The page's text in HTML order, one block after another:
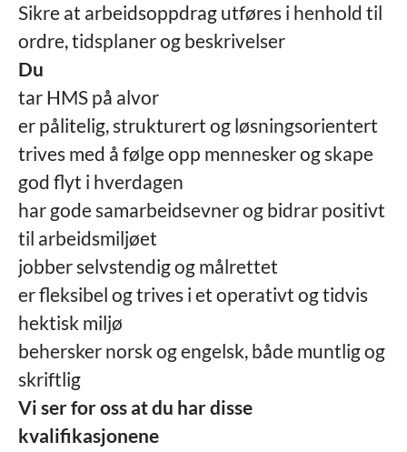
Sikre at arbeidsoppdrag utføres i henhold til
ordre, tidsplaner og beskrivelser
Du
tar HMS på alvor
er pålitelig, strukturert og løsningsorientert
trives med å følge opp mennesker og skape
god flyt i hverdagen
har gode samarbeidsevner og bidrar positivt
til arbeidsmiljøet
jobber selvstendig og målrettet
er fleksibel og trives i et operativt og tidvis
hektisk miljø
behersker norsk og engelsk, både muntlig og
skriftlig
Vi ser for oss at du har disse
kvalifikasjonene